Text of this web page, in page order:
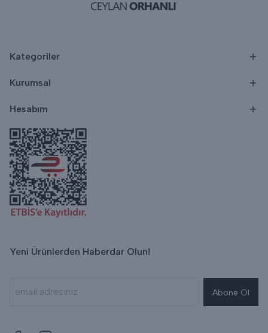
Kategoriler
Kurumsal
Hesabım
Yeni Ürünlerden Haberdar Olun!
Abone Ol